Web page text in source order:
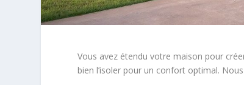
Vous avez étendu votre maison pour
bien l’isoler pour un confort optimal.